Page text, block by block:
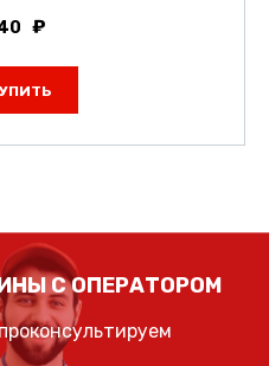
С ОПЕРАТОРОМ